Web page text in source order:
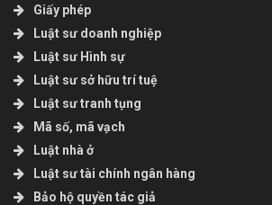
Giấy phép
Luật sư doanh nghiệp
Luật sư Hình sự
Luật sư sở hữu trí tuệ
Luật sư tranh tụng
Mã số, mã vạch
Luật nhà ở
Luật sư tài chính ngân hàng
Bảo hộ quyền tác giả